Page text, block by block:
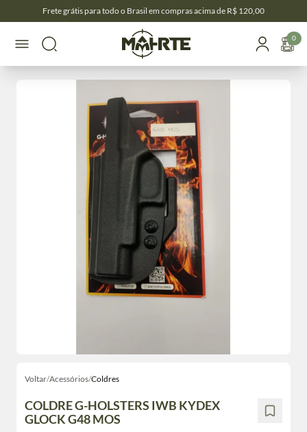
Frete grátis para todo o Brasil em compras acima de R$ 120,00
0
Voltar/Acessórios/Coldres
COLDRE G-HOLSTERS IWB KYDEX
GLOCK G48 MOS